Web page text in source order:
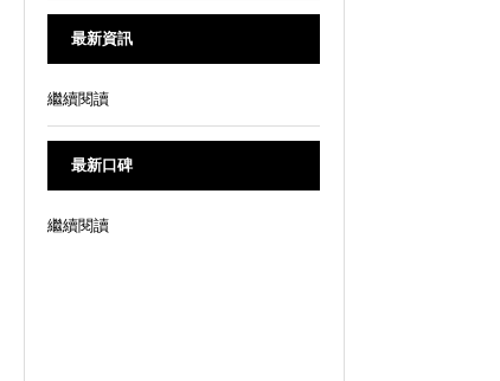
最新資訊
繼續閱讀
最新口碑
繼續閱讀